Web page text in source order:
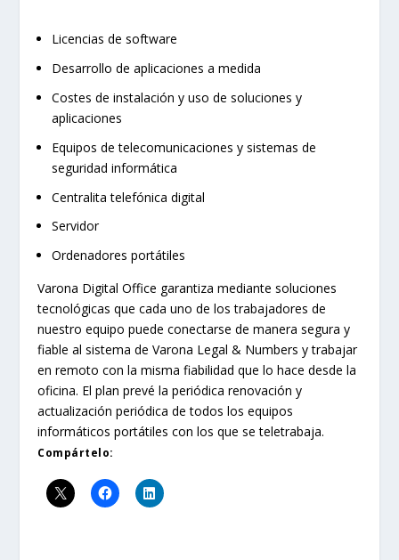
Licencias de software
Desarrollo de aplicaciones a medida
Costes de instalación y uso de soluciones y
aplicaciones
Equipos de telecomunicaciones y sistemas de
seguridad informática
Centralita telefónica digital
Servidor
Ordenadores portátiles
Varona Digital Office garantiza mediante soluciones
tecnológicas que cada uno de los trabajadores de
nuestro equipo puede conectarse de manera segura y
fiable al sistema de Varona Legal & Numbers y trabajar
en remoto con la misma fiabilidad que lo hace desde la
oficina. El plan prevé la periódica renovación y
actualización periódica de todos los equipos
informáticos portátiles con los que se teletrabaja.
Compártelo: